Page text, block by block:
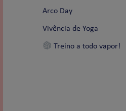
Arco Day
Vivência de Yoga
Treino a todo vapor!